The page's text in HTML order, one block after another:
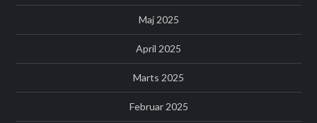
Maj 2025
April 2025
Marts 2025
Februar 2025